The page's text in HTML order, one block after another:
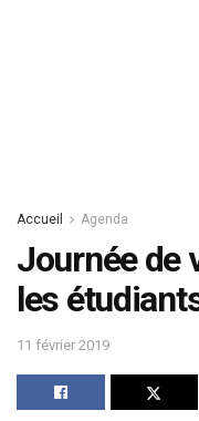
Accueil Agenda
Journée de
les
11 février 2019